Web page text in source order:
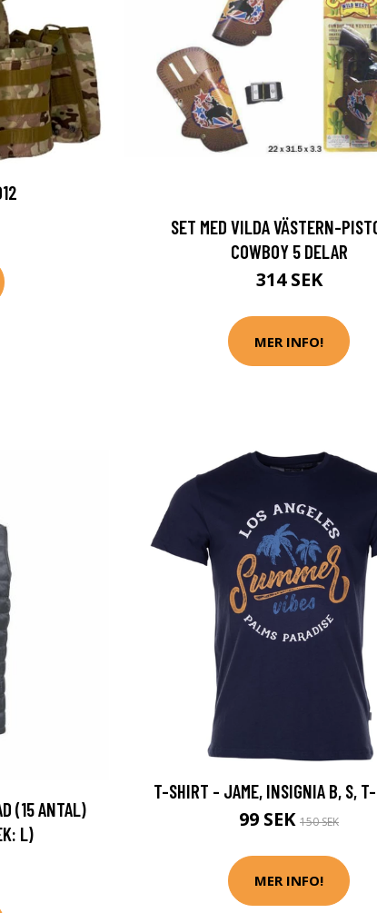
SET MED VILDA VÄSTERN-
COWBOY 5 DELAR
314 SEK
MER INFO!
(15 ANTAL)
L)
T-SHIRT - JAME, INSIGNIA B, S,
99 SEK 150 SEK
MER INFO!